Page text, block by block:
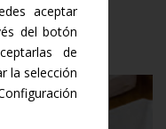
aceptar
del botón
de
la selección